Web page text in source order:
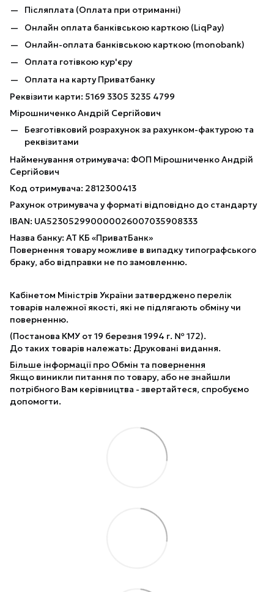
Післяплата (Оплата при отриманні)
Онлайн оплата банківською карткою (LiqPay)
Онлайн-оплата банківською карткою (monobank)
Оплата готівкою кур'єру
Оплата на карту Приватбанку
Реквізити карти: 5169 3305 3235 4799
Мірошниченко Андрій Сергійович
Безготівковий розрахунок за рахунком-фактурою та
реквізитами
Найменування отримувача: ФОП Мірошниченко Андрій
Сергійович
Код отримувача: 2812300413
Рахунок отримувача у форматі відповідно до стандарту
IBAN: UA523052990000026007035908333
Назва банку: АТ КБ «ПриватБанк»
Повернення товару можливе в випадку типографського
браку, або відправки не по замовленню.
Кабінетом Міністрів України затверджено перелік
товарів належної якості, які не підлягають обміну чи
поверненню.
(Постанова КМУ от 19 березня 1994 г. № 172).
До таких товарів належать: Друковані видання.
Більше інформації про Обмін та повернення
Якщо виникли питання по товару, або не знайшли
потрібного Вам керівництва - звертайтеся, спробуємо
допомогти.